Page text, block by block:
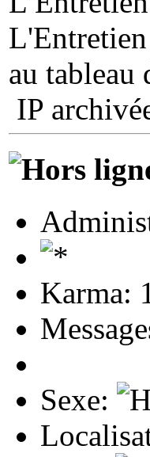
au tableau
IP
Karma:
Sexe: